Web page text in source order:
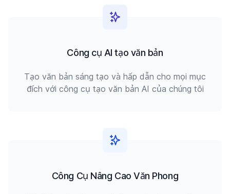
Công cụ AI tạo văn bản
Tạo văn bản sáng tạo và hấp dẫn cho mọi mục
đích với công cụ tạo văn bản AI của chúng tôi
Công Cụ Nâng Cao Văn Phong